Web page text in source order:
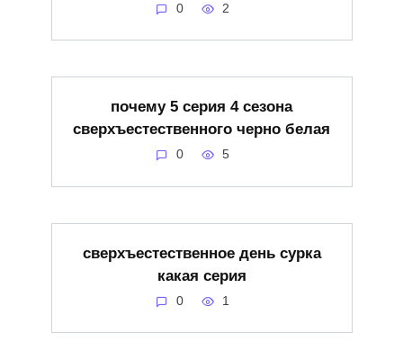
0 2
почему 5 серия 4 сезона
сверхъестественного черно белая
0 5
сверхъестественное день сурка
какая серия
0 1